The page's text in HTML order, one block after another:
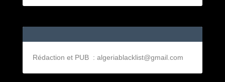
Rédaction et PUB : algeriablacklist@gmail.com